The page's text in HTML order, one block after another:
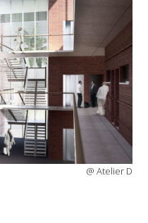
@ Atelier D